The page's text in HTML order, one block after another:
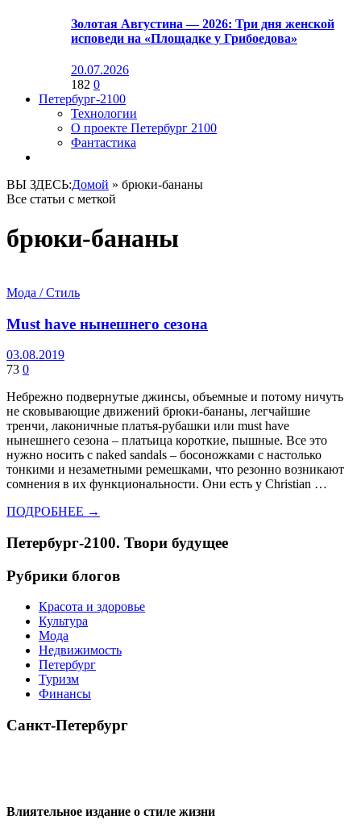
Золотая Августина — 2026: Три дня женской
исповеди на «Площадке у Грибоедова»
20.07.2026
182 0
Петербург-2100
Технологии
О проекте Петербург 2100
Фантастика
ВЫ ЗДЕСЬ:Домой » брюки-бананы
Все статьи с меткой
брюки-бананы
Мода / Стиль
Must have нынешнего сезона
03.08.2019
73 0
Небрежно подвернутые джинсы, объемные и потому ничуть
не сковывающие движений брюки-бананы, легчайшие
тренчи, лаконичные платья-рубашки или must have
нынешнего сезона – платьица короткие, пышные. Все это
нужно носить с naked sandals – босоножками с настолько
тонкими и незаметными ремешками, что резонно возникают
сомнения в их функциональности. Они есть у Christian …
ПОДРОБНЕЕ →
Петербург-2100. Твори будущее
Рубрики блогов
Красота и здоровье
Культура
Мода
Недвижимость
Петербург
Туризм
Финансы
Санкт-Петербург
Влиятельное издание о стиле жизни